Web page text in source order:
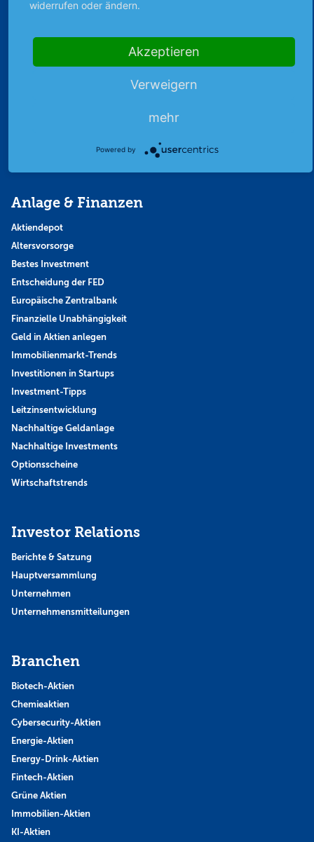
Abonnement kündigen
Mein Premium-Bereich
Anlage & Finanzen
Aktiendepot
Altersvorsorge
Bestes Investment
Entscheidung der FED
Europäische Zentralbank
Finanzielle Unabhängigkeit
Geld in Aktien anlegen
Immobilienmarkt-Trends
Investitionen in Startups
Investment-Tipps
Leitzinsentwicklung
Nachhaltige Geldanlage
Nachhaltige Investments
Optionsscheine
Wirtschaftstrends
Investor Relations
Berichte & Satzung
Hauptversammlung
Unternehmen
Unternehmensmitteilungen
Branchen
Biotech-Aktien
Chemieaktien
Cybersecurity-Aktien
Energie-Aktien
Energy-Drink-Aktien
Fintech-Aktien
Grüne Aktien
Immobilien-Aktien
KI-Aktien
widerrufen oder ändern.
Akzeptieren
Verweigern
mehr
Powered by